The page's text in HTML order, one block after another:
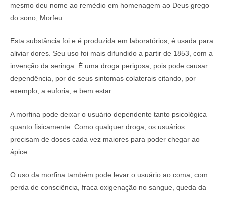
mesmo deu nome ao remédio em homenagem ao Deus grego
do sono, Morfeu.
Esta substância foi e é produzida em laboratórios, é usada para
aliviar dores. Seu uso foi mais difundido a partir de 1853, com a
invenção da seringa. É uma droga perigosa, pois pode causar
dependência, por de seus sintomas colaterais citando, por
exemplo, a euforia, e bem estar.
A morfina pode deixar o usuário dependente tanto psicológica
quanto fisicamente. Como qualquer droga, os usuários
precisam de doses cada vez maiores para poder chegar ao
ápice.
O uso da morfina também pode levar o usuário ao coma, com
perda de consciência, fraca oxigenação no sangue, queda da